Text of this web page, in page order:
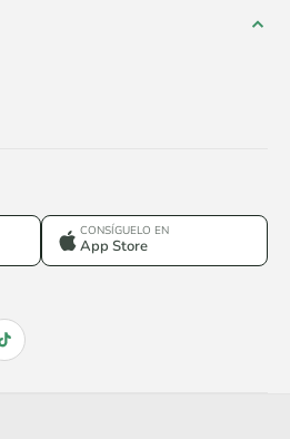
CONSÍGUELO EN
App Store